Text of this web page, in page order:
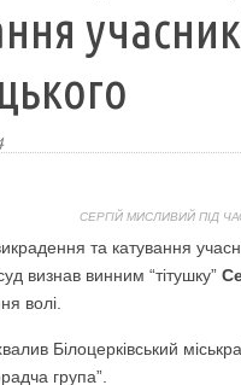
СЕРГІЙ МИСЛИВИЙ ПІД
та катування
визнав винним “тітушку”
волі.
Білоцерківський
група”.